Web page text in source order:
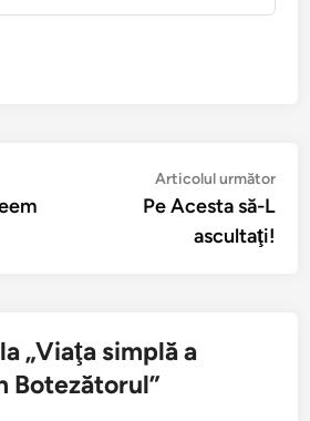
Articolul următor
Pe Acesta să-L
ascultaţi!
„Viaţa simplă a
Botezătorul”